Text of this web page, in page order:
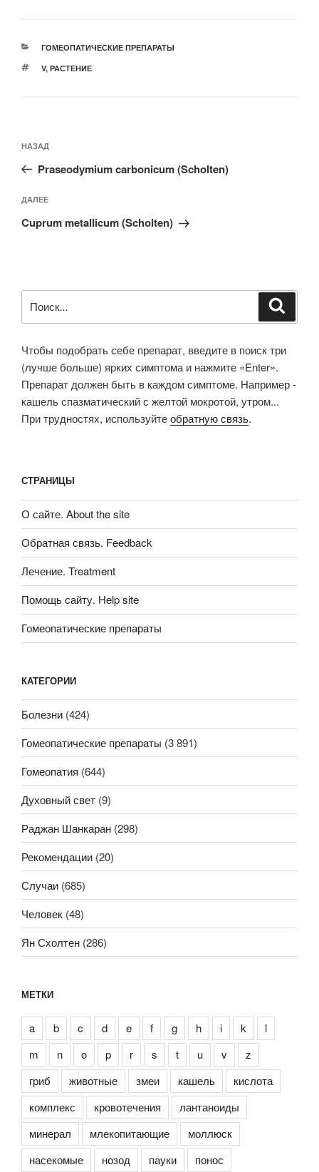
РУБРИКИ
ГОМЕОПАТИЧЕСКИЕ ПРЕПАРАТЫ
МЕТКИ
V, РАСТЕНИЕ
по
записям
Предыдущая
запись:
НАЗАД
Praseodymium carbonicum (Scholten)
Следующая
запись
ДАЛЕЕ
Cuprum metallicum (Scholten)
Чтобы подобрать себе препарат, введите в поиск три
(лучше больше) ярких симптома и нажмите «Enter».
Препарат должен быть в каждом симптоме. Например -
кашель спазматический с желтой мокротой, утром...
При трудностях, используйтеобратную связь.
СТРАНИЦЫ
О сайте. About the site
Обратная связь. Feedback
Лечение. Treatment
Помощь сайту. Help site
Гомеопатические препараты
КАТЕГОРИИ
Болезни (424)
Гомеопатические препараты (3 891)
Гомеопатия (644)
Духовный свет (9)
Раджан Шанкаран (298)
Рекомендации (20)
Случаи (685)
Человек (48)
Ян Схолтен (286)
МЕТКИ
a b c d e f g h i k
l
m
n o p r s t u v
z
гриб
животные змеи кашель
кислота
комплекс
кровотечения
лантаноиды
минерал
млекопитающие
моллюск
насекомые
нозод пауки понос